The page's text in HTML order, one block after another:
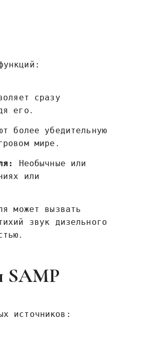
сразу
его․
более убедительную
мире․
Необычные или
или
может вызвать
звук дизельного
SAMP
источников: